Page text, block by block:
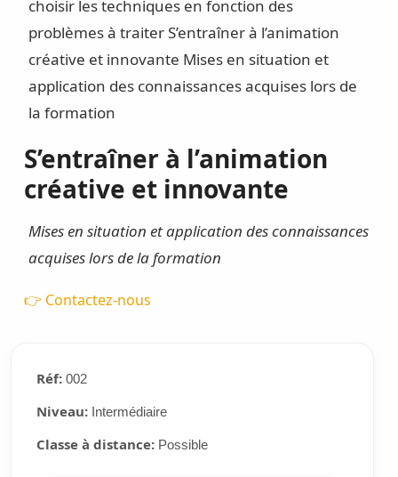
choisir les techniques en fonction des
problèmes à traiterS’entraîner à l’animation
créative et innovante Mises en situation et
application des connaissances acquises lors de
la formation
S’entraîner à l’animation
créative et innovante
Mises en situation et application des connaissances
acquises lors de la formation
👉 Contactez-nous
Réf:002
Niveau:Intermédiaire
Classe à distance:Possible